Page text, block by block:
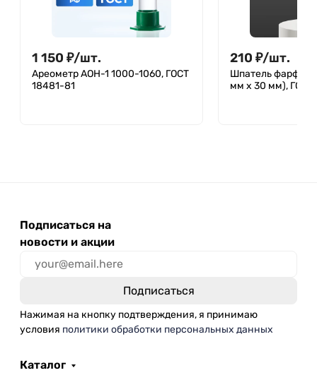
1 150 ₽/шт.
Ареометр АОН-1 1000-1060, ГОСТ
18481-81
210 ₽/шт.
Шпатель
мм х 30 мм), ГОСТ
Подписаться на
новости и акции
Нажимая на кнопку подтверждения, я принимаю
условия политики обработки персональных данных
Каталог